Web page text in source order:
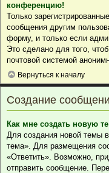
конференцию!
Только
сообщения другим
форму, и только если
Это сделано для того,
почтовой системой
Вернуться к началу
Создание
Как мне создать новую
Для создания новой темы
тема». Для размещения
«Ответить». Возможно,
отправить сообщение.